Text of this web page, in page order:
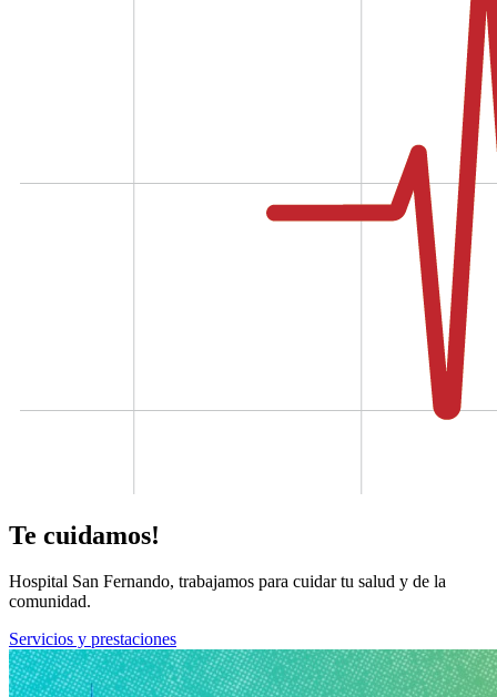
Te cuidamos!
Hospital San Fernando, trabajamos para cuidar tu salud y de la
comunidad.
Servicios y prestaciones